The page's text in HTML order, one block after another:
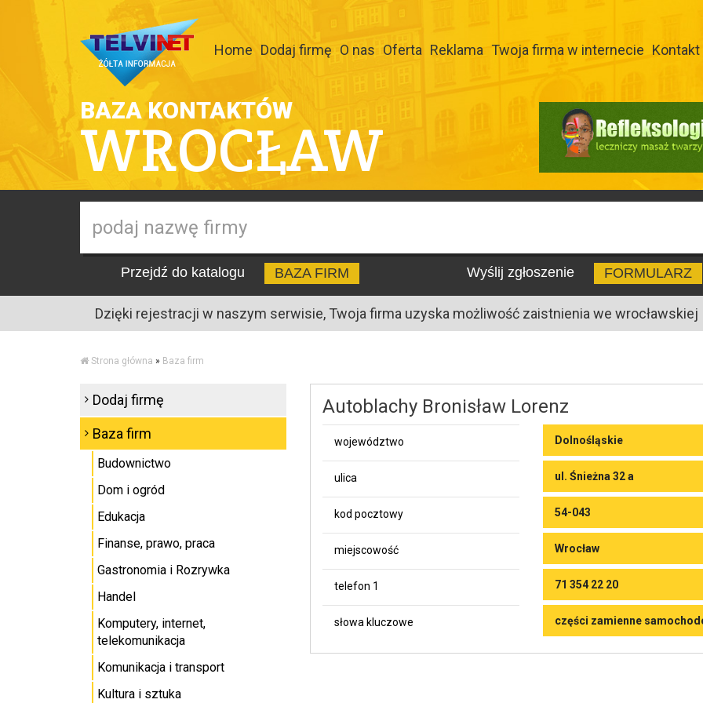
Home Dodaj firmę O nas Oferta Reklama Twoja firma w internecie Kontakt
BAZA KONTAKTÓW
WROCŁAW
Przejdź do katalogu BAZA FIRM Wyślij zgłoszenie FORMULARZ
Dzięki rejestracji w naszym serwisie, Twoja firma uzyska możliwość zaistnienia we wrocławskiej
Strona główna » Baza firm
Autoblachy Bronisław Lorenz
województwo Dolnośląskie
ulica ul. Śnieżna 32 a
kod pocztowy 54-043
miejscowość Wrocław
telefon 1 71 354 22 20
słowa kluczowe części zamienne
Dodaj firmę
Baza firm
Budownictwo
Dom i ogród
Edukacja
Finanse, prawo, praca
Gastronomia i Rozrywka
Handel
Komputery, internet,
telekomunikacja
Komunikacja i transport
Kultura i sztuka